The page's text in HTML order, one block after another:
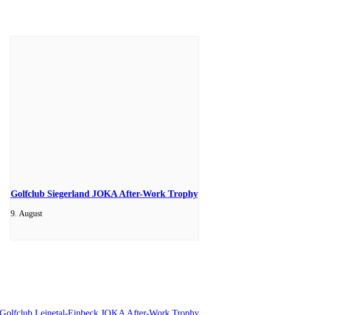
Golfclub Siegerland JOKA After-Work Trophy
9. August